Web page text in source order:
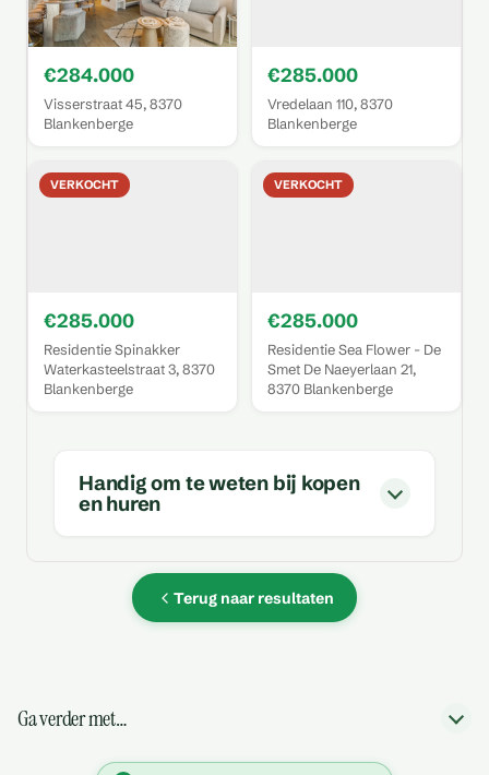
€284.000
Visserstraat 45, 8370
Blankenberge
€285.000
Vredelaan 110, 8370
Blankenberge
VERKOCHT
€285.000
Residentie Spinakker
Waterkasteelstraat 3, 8370
Blankenberge
VERKOCHT
€285.000
Residentie Sea Flower - De
Smet De Naeyerlaan 21,
8370 Blankenberge
Handig om te weten bij kopen
en huren
Terug naar resultaten
Ga verder met…